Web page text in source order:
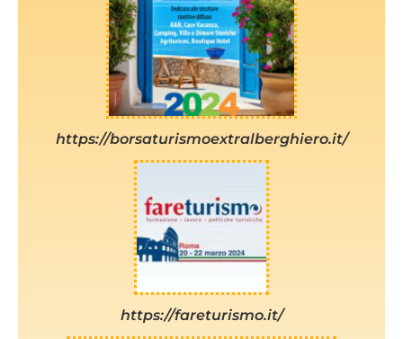
https://borsaturismoextralberghiero.it/
https://fareturismo.it/